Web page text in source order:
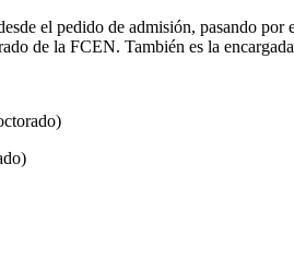
el pedido de admisión, pasando
de la FCEN. También es la